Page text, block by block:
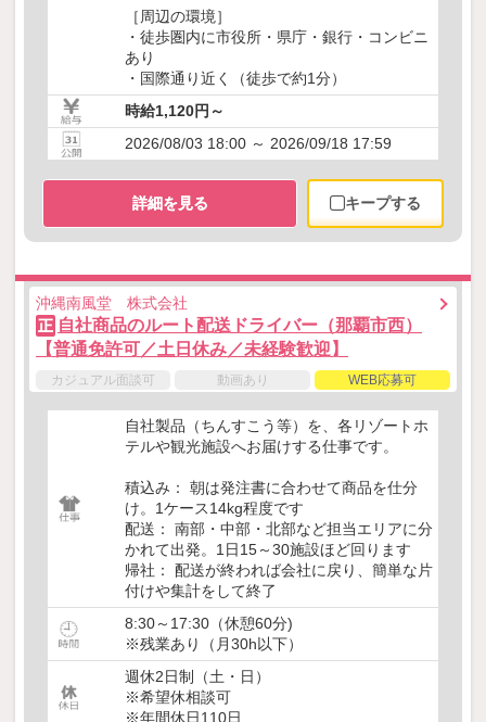
［周辺の環境］
・徒歩圏内に市役所・県庁・銀行・コンビニ
あり
・国際通り近く（徒歩で約1分）
時給1,120円～
2026/08/03 18:00 ～ 2026/09/18 17:59
詳細を見る キープする
沖縄南風堂 株式会社
正 自社商品のルート配送ドライバー（那覇市西）
【普通免許可／土日休み／未経験歓迎】
カジュアル面談可 動画あり WEB応募可
自社製品（ちんすこう等）を、各リゾートホ
テルや観光施設へお届けする仕事です。
積込み： 朝は発注書に合わせて商品を仕分
け。1ケース14kg程度です
配送： 南部・中部・北部など担当エリアに分
かれて出発。1日15～30施設ほど回ります
帰社： 配送が終われば会社に戻り、簡単な片
付けや集計をして終了
8:30～17:30（休憩60分)
※残業あり（月30h以下）
週休2日制（土・日）
※希望休相談可
※年間休日110日